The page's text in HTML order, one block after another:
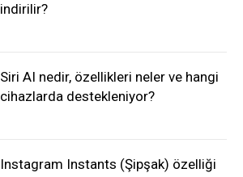
indirilir?
Siri AI nedir, özellikleri neler ve hangi
cihazlarda destekleniyor?
Instagram Instants (Şipşak) özelliği